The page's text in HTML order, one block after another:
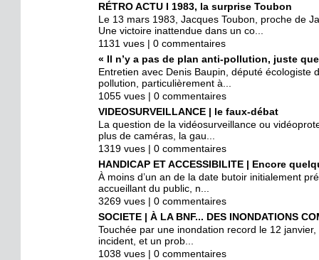
RÉTRO ACTU I 1983, la surprise Toubon
Le 13 mars 1983, Jacques Toubon, proche de
Une victoire inattendue dans un co...
1131 vues | 0 commentaires
« Il n’y a pas de plan anti-pollution, juste
Entretien avec Denis Baupin, député écologiste
pollution, particulièrement à...
1055 vues | 0 commentaires
VIDEOSURVEILLANCE | le faux-débat
La question de la vidéosurveillance ou
plus de caméras, la gau...
1319 vues | 0 commentaires
HANDICAP ET ACCESSIBILITE | Encore
À moins d’un an de la date butoir initialement
accueillant du public, n...
3269 vues | 0 commentaires
SOCIETE | À LA BNF... DES INONDATIONS
Touchée par une inondation record le 12
incident, et un prob...
1038 vues | 0 commentaires